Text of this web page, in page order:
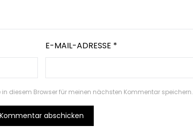
E-MAIL-ADRESSE *
diesem Browser für meinen nächsten Kommentar speichern.